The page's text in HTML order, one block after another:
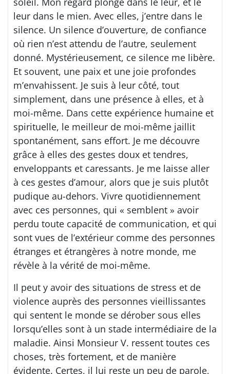
leur dans le mien. Avec elles, j’entre dans le
silence. Un silence d’ouverture, de confiance
où rien n’est attendu de l’autre, seulement
donné. Mystérieusement, ce silence me libère.
Et souvent, une paix et une joie profondes
m’envahissent. Je suis à leur côté, tout
simplement, dans une présence à elles, et à
moi-même. Dans cette expérience humaine et
spirituelle, le meilleur de moi-même jaillit
spontanément, sans effort. Je me découvre
grâce à elles des gestes doux et tendres,
enveloppants et caressants. Je me laisse aller
à ces gestes d’amour, alors que je suis plutôt
pudique au-dehors. Vivre quotidiennement
avec ces personnes, qui « semblent » avoir
perdu toute capacité de communication, et qui
sont vues de l’extérieur comme des personnes
étranges et étrangères à notre monde, me
révèle à la vérité de moi-même.
Il peut y avoir des situations de stress et de
violence auprès des personnes vieillissantes
qui sentent le monde se dérober sous elles
lorsqu’elles sont à un stade intermédiaire de la
maladie. Ainsi Monsieur V. ressent toutes ces
choses, très fortement, et de manière
évidente. Certes, il lui reste un peu de parole,